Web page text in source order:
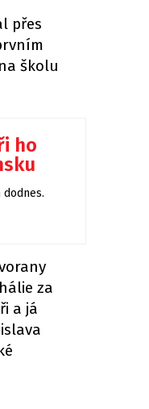
přes
školu
ho
za
a já